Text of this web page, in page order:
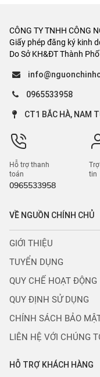
CÔNG TY TNHH CÔNG
Giấy phép đăng ký kinh
Do Sở KH&ĐT Thành
0965533958
CT1 BẮC HÀ, NAM
Hỗ trợ thanh
toán
0965533958
tin
VỀ NGUỒN CHÍNH CHỦ
GIỚI THIỆU
TUYỂN DỤNG
QUY CHẾ HOẠT ĐỘNG
QUY ĐỊNH SỬ DỤNG
CHÍNH SÁCH BẢO
LIÊN HỆ VỚI CHÚNG
HỖ TRỢ KHÁCH HÀNG